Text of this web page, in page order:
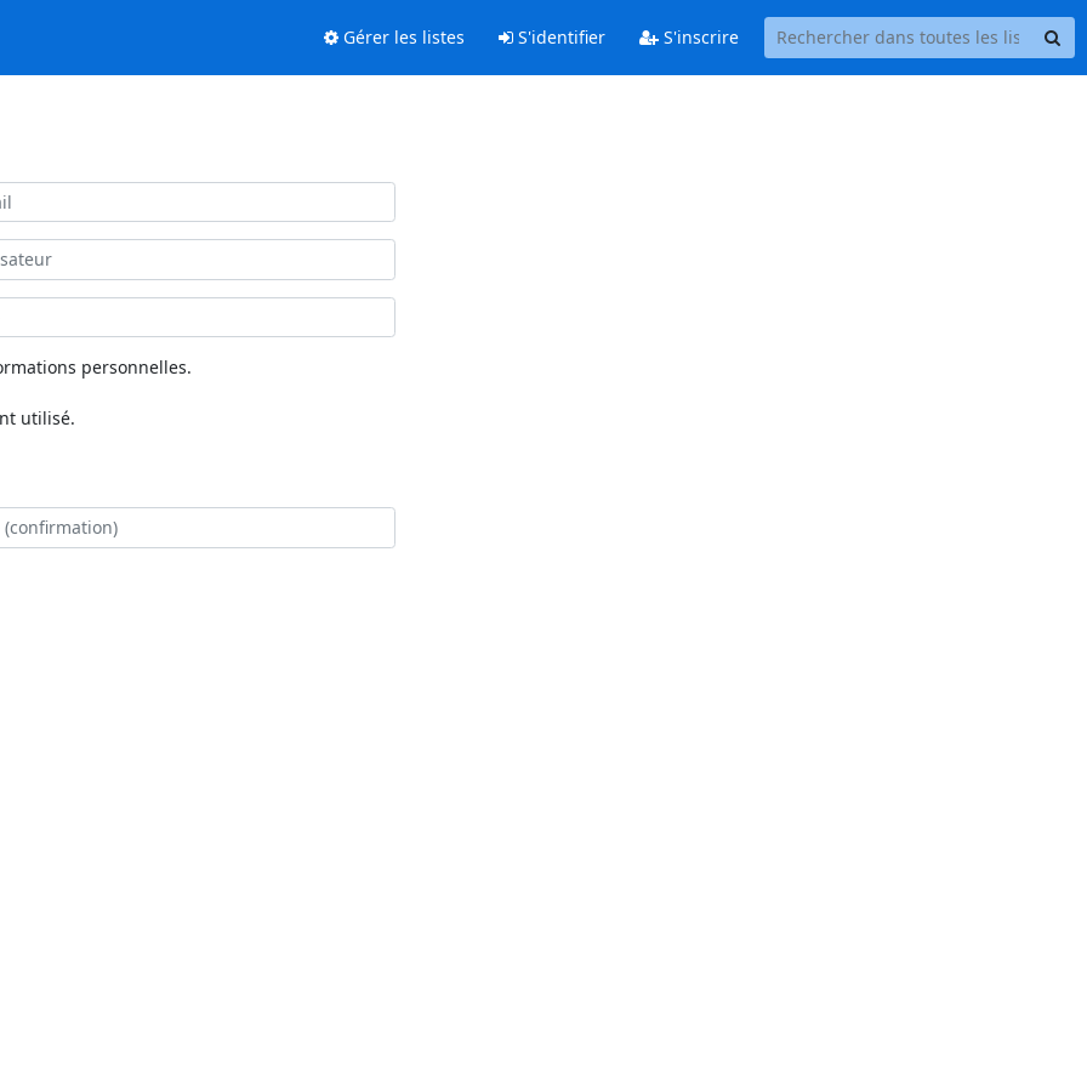
Gérer les listes S'identifier S'inscrire
personnelles.
utilisé.